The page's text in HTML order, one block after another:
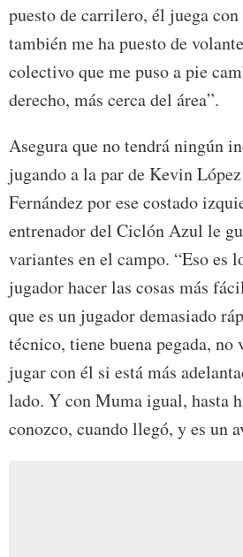
puesto de carrilero, él juega
también me ha puesto de
colectivo que me puso a pie
derecho, más cerca del área”.
Asegura que no tendrá ningún
jugando a la par de Kevin
Fernández por ese costado
entrenador del Ciclón Azul le
variantes en el campo. “Eso es
jugador hacer las cosas más
que es un jugador demasiado
técnico, tiene buena pegada, no
jugar con él si está más
lado. Y con Muma igual, hasta
conozco, cuando llegó, y es un